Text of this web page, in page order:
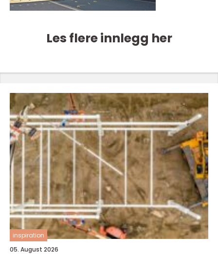
Les flere innlegg her
inspiration
05. August 2026